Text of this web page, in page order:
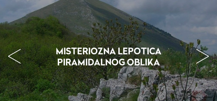
MEĐU OBLACIMA I LEGENDAMA